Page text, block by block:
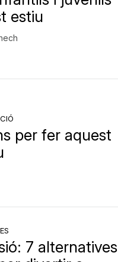
estiu
per fer aquest
7 alternatives